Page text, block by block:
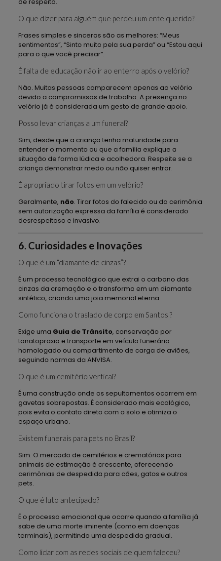
O que dizer para alguém que perdeu um ente querido?
Frases simples e sinceras são as melhores: “Meus
sentimentos”, “Sinto muito pela sua perda” ou “Estou aqui
para o que você precisar”.
É falta de educação não ir ao enterro após o velório?
Não. Muitas pessoas comparecem apenas ao velório
devido a compromissos de trabalho. A presença no
velório já é considerada um gesto de grande apoio.
Posso levar crianças a um funeral?
Sim, desde que a criança tenha maturidade para
entender o momento ou que a família explique a
situação de forma lúdica e acolhedora. Respeite se a
criança demonstrar medo ou não quiser entrar.
É apropriado tirar fotos em um velório?
Geralmente, não. Tirar fotos do falecido ou da cerimônia
sem autorização expressa da família é considerado
desrespeitoso e invasivo.
6. Curiosidades e Inovações
O que é um “diamante de cinzas”?
É um processo tecnológico que extrai o carbono das
cinzas da cremação e o transforma em um diamante
sintético, criando uma joia memorial eterna.
Como funciona o traslado de corpo em Santos ?
Exige uma Guia de Trânsito, conservação por
tanatopraxia e transporte em veículo funerário
homologado ou compartimento de carga de aviões,
seguindo normas da ANVISA.
O que é um cemitério vertical?
É uma construção onde os sepultamentos ocorrem em
gavetas sobrepostas. É considerado mais ecológico,
pois evita o contato direto com o solo e otimiza o
espaço urbano.
Existem funerais para pets no Brasil?
Sim. O mercado de cemitérios e crematórios para
animais de estimação é crescente, oferecendo
cerimônias de despedida para cães, gatos e outros
pets.
O que é luto antecipado?
É o processo emocional que ocorre quando a família já
sabe de uma morte iminente (como em doenças
terminais), permitindo uma despedida gradual.
Como lidar com as redes sociais de quem faleceu?